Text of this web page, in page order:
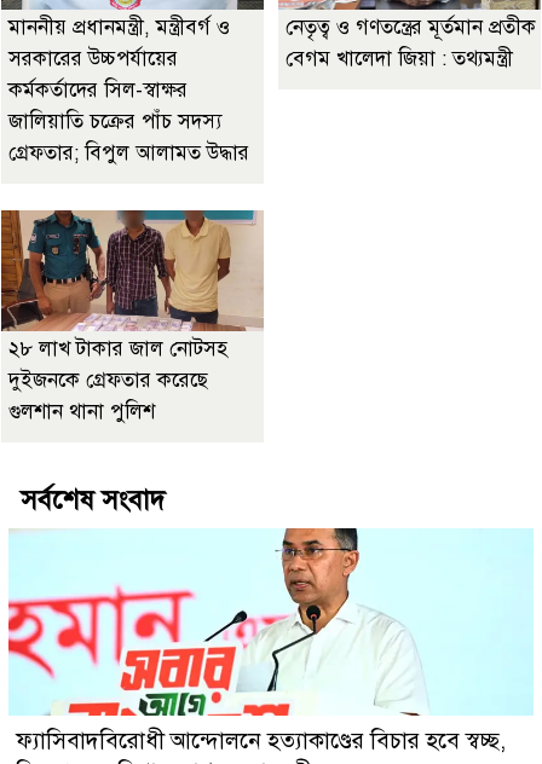
মাননীয় প্রধানমন্ত্রী, মন্ত্রীবর্গ ও
সরকারের উচ্চপর্যায়ের
কর্মকর্তাদের সিল-স্বাক্ষর
জালিয়াতি চক্রের পাঁচ সদস্য
গ্রেফতার; বিপুল আলামত উদ্ধার
নেতৃত্ব ও গণতন্ত্রের মূর্তমান প্রতীক
বেগম খালেদা জিয়া : তথ্যমন্ত্রী
২৮ লাখ টাকার জাল নোটসহ
দুইজনকে গ্রেফতার করেছে
গুলশান থানা পুলিশ
সর্বশেষ সংবাদ
ফ্যাসিবাদবিরোধী আন্দোলনে হত্যাকাণ্ডের বিচার হবে স্বচ্ছ,